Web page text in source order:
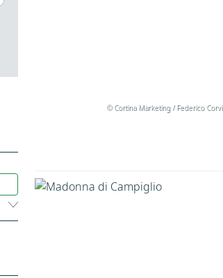
© Cortina Marketing / Federico Corvi